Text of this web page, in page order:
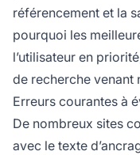
référencement et la
pourquoi les
l’utilisateur en
de recherche venant
Erreurs courantes à
De nombreux sites
avec le texte